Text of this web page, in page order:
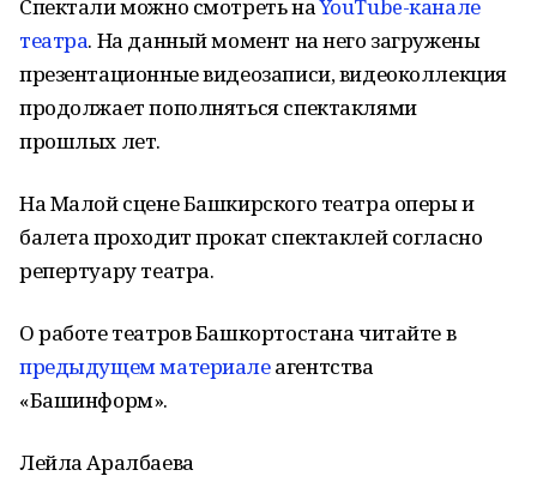
Спектали можно смотреть наYouTube-канале
театра. На данный момент на него загружены
презентационные видеозаписи, видеоколлекция
продолжает пополняться спектаклями
прошлых лет.
На Малой сцене Башкирского театра оперы и
балета проходит прокат спектаклей согласно
репертуару театра.
О работе театров Башкортостана читайте в
предыдущем материалеагентства
«Башинформ».
Лейла Аралбаева